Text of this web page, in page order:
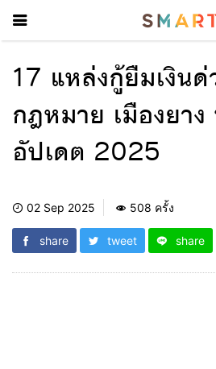
17 แหล่งกู้ยืมเงิน
กฎหมาย เมืองยา
อัปเดต 2025
02 Sep 2025 508 ครั้ง
share tweet share